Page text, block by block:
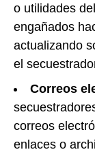
o utilidades
engañados
actualizando
el
Correos
correos
enlaces o